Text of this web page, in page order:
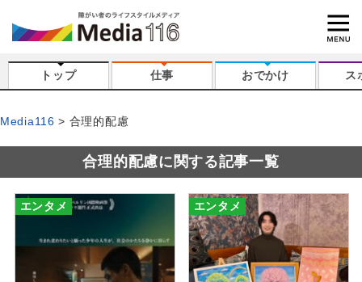
トップ 仕事 おでかけ ス
Media116 合理的配慮
合理的配慮に関する記事一覧
エンタメ エンタメ